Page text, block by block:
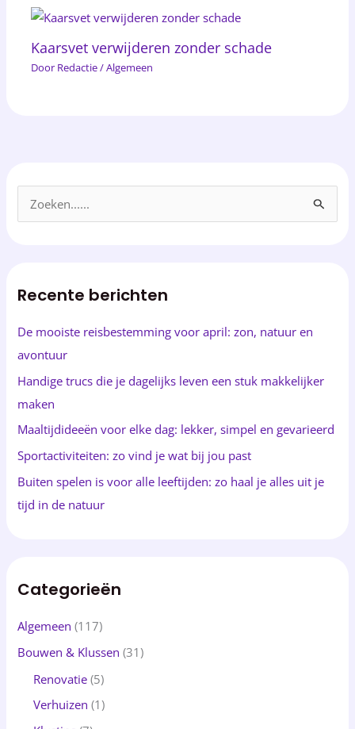
Kaarsvet verwijderen zonder schade
Door Redactie/Algemeen
e
a
r
:
Recente berichten
De mooiste reisbestemming voor april: zon, natuur en
avontuur
Handige trucs die je dagelijks leven een stuk makkelijker
maken
Maaltijdideeën voor elke dag: lekker, simpel en gevarieerd
Sportactiviteiten: zo vind je wat bij jou past
Buiten spelen is voor alle leeftijden: zo haal je alles uit je
tijd in de natuur
Categorieën
Algemeen (117)
Bouwen & Klussen (31)
Renovatie (5)
Verhuizen (1)